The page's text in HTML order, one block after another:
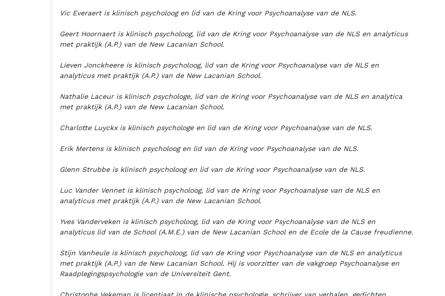
Vic Everaert is klinisch psycholoog en lid van de Kring voor Psychoanalyse van de NLS.
Geert Hoornaert is klinisch psycholoog, lid van de Kring voor Psychoanalyse van de NLS en analyticus
met praktijk (A.P.) van de New Lacanian School.
Lieven Jonckheere is klinisch psycholoog, lid van de Kring voor Psychoanalyse van de NLS en
analyticus met praktijk (A.P.) van de New Lacanian School.
Nathalie Laceur is klinisch psychologe, lid van de Kring voor Psychoanalyse van de NLS en analytica
met praktijk (A.P.) van de New Lacanian School.
Charlotte Luyckx is klinisch psychologe en lid van de Kring voor Psychoanalyse van de NLS.
Erik Mertens is klinisch psycholoog en lid van de Kring voor Psychoanalyse van de NLS.
Glenn Strubbe is klinisch psycholoog en lid van de Kring voor Psychoanalyse van de NLS.
Luc Vander Vennet is klinisch psycholoog, lid van de Kring voor Psychoanalyse van de NLS en
analyticus met praktijk (A.P.) van de New Lacanian School.
Yves Vanderveken is klinisch psycholoog, lid van de Kring voor Psychoanalyse van de NLS en
analyticus lid van de School (A.M.E.) van de New Lacanian School en de Ecole de la Cause freudienne.
Stijn Vanheule is klinisch psycholoog, lid van de Kring voor Psychoanalyse van de NLS en analyticus
met praktijk (A.P.) van de New Lacanian School. Hij is voorzitter van de vakgroep Psychoanalyse en
Raadplegingspsychologie van de Universiteit Gent.
Christophe Vekeman is licentiaat in de klinische psychologie, schrijver van verhalen, gedichten,